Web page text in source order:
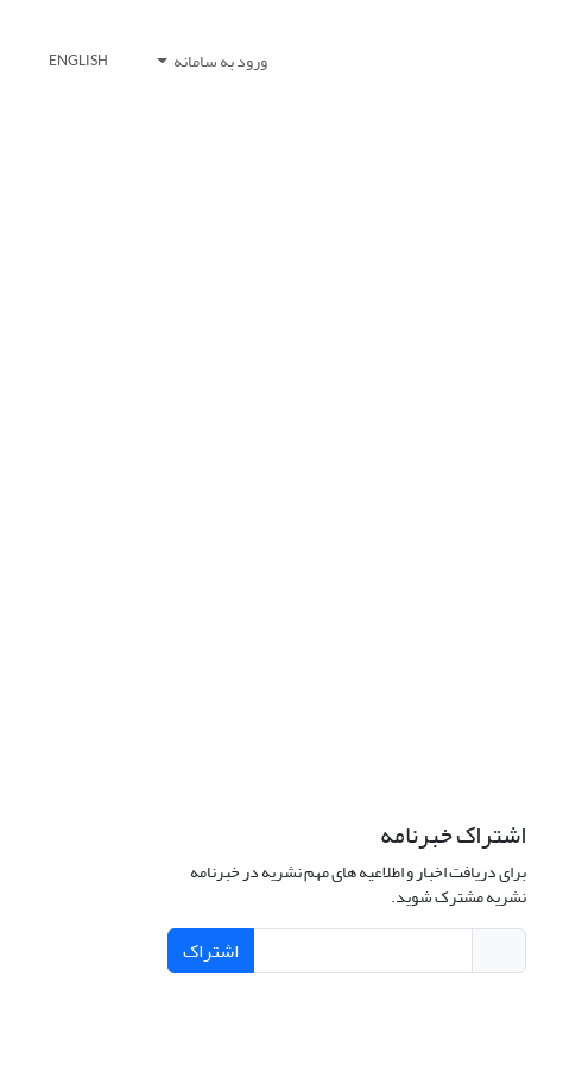
ورود به سامانه ENGLISH
اشتراک خبرنامه
برای دریافت اخبار و اطلاعیه های مهم نشریه در خبرنامه
نشریه مشترک شوید.
اشتراک